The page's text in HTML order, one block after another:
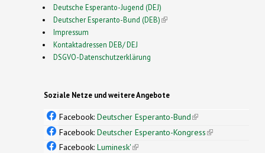
Deutsche Esperanto-Jugend (DEJ)
Deutscher Esperanto-Bund (DEB)(link is external)
Impressum
Kontaktadressen DEB/ DEJ
DSGVO-Datenschutzerklärung
Soziale Netze und weitere Angebote
Facebook: Deutscher Esperanto-Bund(link is
external)
Facebook: Deutscher Esperanto-Kongress(link is
Facebook: Luminesk'(link is external)